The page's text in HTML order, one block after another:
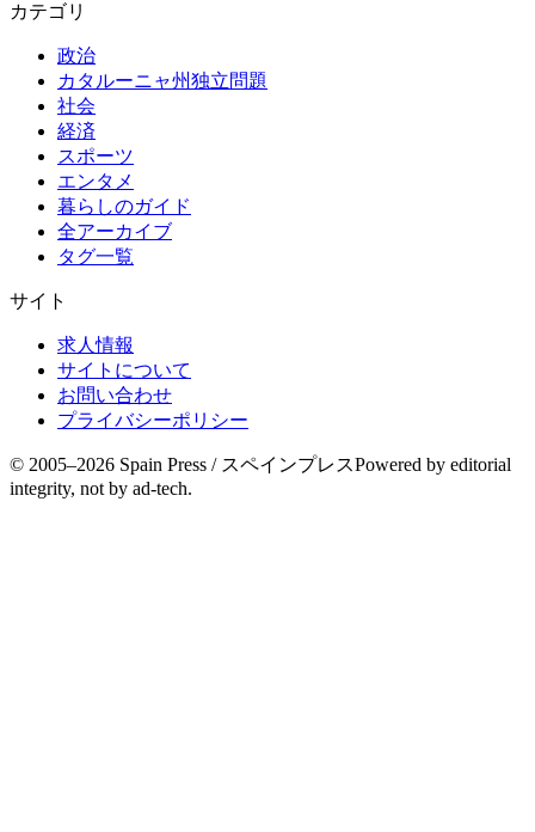
カテゴリ
政治
カタルーニャ州独立問題
社会
経済
スポーツ
エンタメ
暮らしのガイド
全アーカイブ
タグ一覧
サイト
求人情報
サイトについて
お問い合わせ
プライバシーポリシー
© 2005–2026 Spain Press / スペインプレスPowered by editorial
integrity, not by ad-tech.